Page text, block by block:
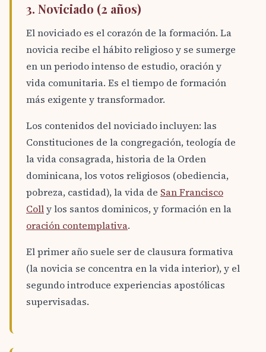
3. Noviciado (2 años)
El noviciado es el corazón de la formación. La
novicia recibe el hábito religioso y se sumerge
en un periodo intenso de estudio, oración y
vida comunitaria. Es el tiempo de formación
más exigente y transformador.
Los contenidos del noviciado incluyen: las
Constituciones de la congregación, teología de
la vida consagrada, historia de la Orden
dominicana, los votos religiosos (obediencia,
pobreza, castidad), la vida de San Francisco
Colly los santos dominicos, y formación en la
oración contemplativa.
El primer año suele ser de clausura formativa
(la novicia se concentra en la vida interior), y el
segundo introduce experiencias apostólicas
supervisadas.